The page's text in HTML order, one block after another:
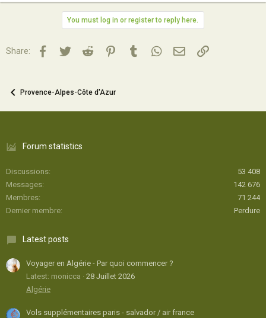
You must log in or register to reply here.
Share: Facebook
TwitterReddit PinterestTumblrWhatsApp
Email Lien
Provence-Alpes-Côte d'Azur
Forum statistics
Discussions
53 408
Messages
142 676
Membres
71 244
Dernier membre
Perdure
Latest posts
Voyager en Algérie - Par quoi commencer ?
Latest: monicca
28 Juillet 2026
Algérie
Vols supplémentaires paris - salvador / air france